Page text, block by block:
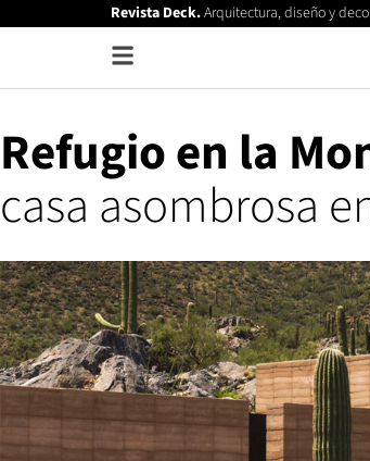
Revista Deck.Arquitectura, diseño y
Refugio en la
casa asombrosa